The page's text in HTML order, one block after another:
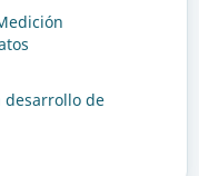
desarrollo de